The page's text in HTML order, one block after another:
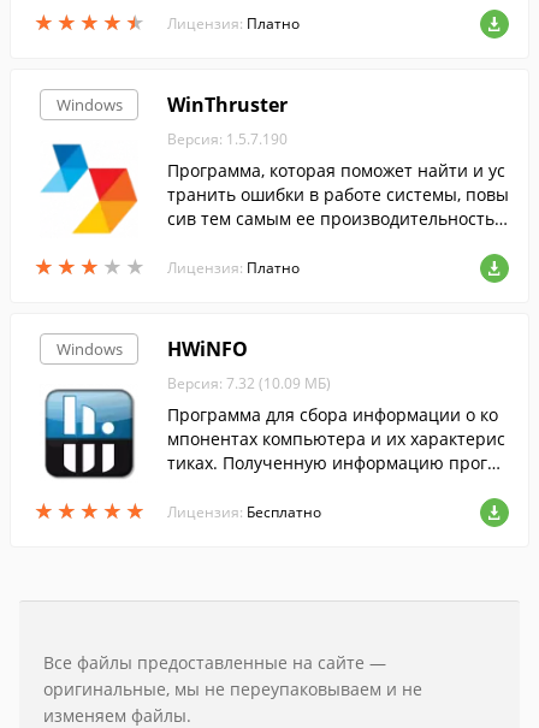
★ ★ ★ ★ ★
★ ★ ★ ★ ★
показания на экран.
Лицензия: Платно
Windows
★ ★ ★ ★ ★
★ ★ ★ ★ ★
WinThruster
Версия: 1.5.7.190
Программа, которая поможет найти и ус
транить ошибки в работе системы, повы
сив тем самым ее производительность
Лицензия: Платно
Windows
★ ★ ★ ★ ★
★ ★ ★ ★ ★
HWiNFO
Версия: 7.32 (10.09 МБ)
Программа для сбора информации о ко
мпонентах компьютера и их характерис
тиках. Полученную информацию програ
ML и HTML.
Лицензия: Бесплатно
Все файлы предоставленные на сайте —
оригинальные, мы не переупаковываем и не
изменяем файлы.